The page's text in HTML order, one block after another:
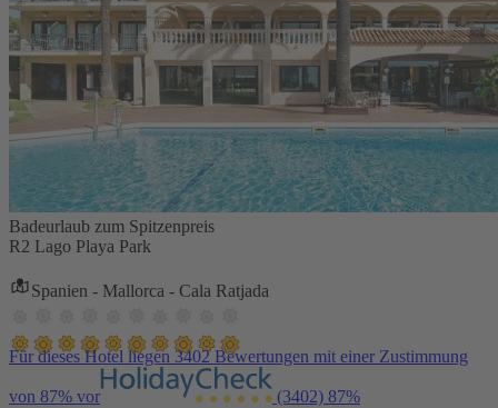
Badeurlaub zum Spitzenpreis
R2 Lago Playa Park
Spanien - Mallorca - Cala Ratjada
Für dieses Hotel liegen 3402 Bewertungen mit einer Zustimmung
von 87% vor (3402) 87%